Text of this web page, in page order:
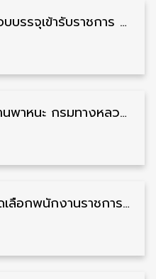
กรมทางหลวง รับสมัครสอบบรรจุเข้ารับราชการ วุฒิ ปวส./ป.ตรี 116 อัตรา รับสมัคร 9 – 29 กันยายน
สํานักงานควบคุมน้ำหนักยานพาหนะ กรมทางหลวง รับสมัครลูกจ้างเหมาบริการ วุฒิ ม.6/ปวช./ปวส./ป.ตรี 22 อัตรา รับสมัคร 19 สิงหาคม – 8 กันยายน
กรมทางหลวง รับสมัครคัดเลือกพนักงานราชการ วุฒิ ป.ตรี 9 อัตรา รับสมัคร 25 – 29 สิงหาคม